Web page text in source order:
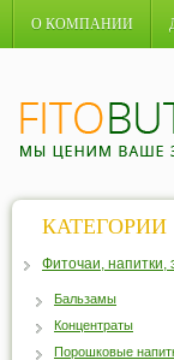
О КОМПАНИИ
КАТЕГОРИИ
Фиточаи, напитки,
Бальзамы
Концентраты
Порошковые